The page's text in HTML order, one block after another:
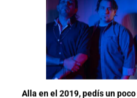
Alla en el 2019, pedís un